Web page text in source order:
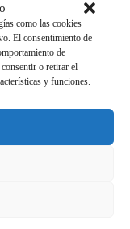
como las cookies
El consentimiento de
de
o retirar el
y funciones.
salud bucal y